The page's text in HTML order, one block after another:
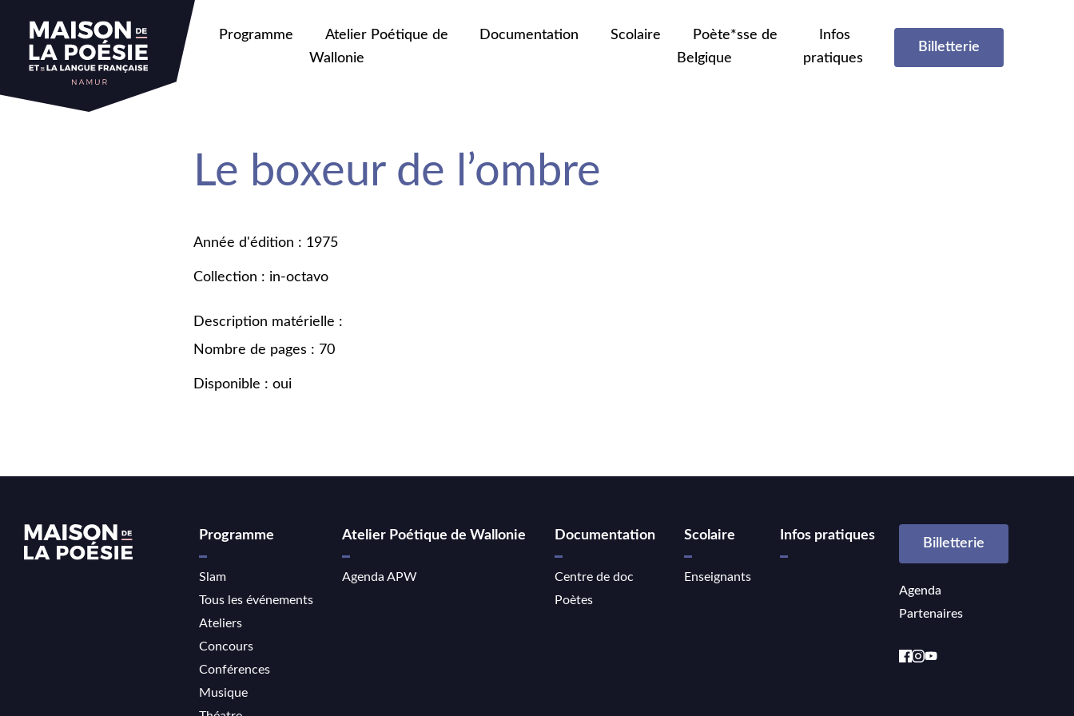
Programme
Atelier Poétique de
Wallonie
Documentation Scolaire
Poète*sse de
Belgique
Infos
pratiques
Billetterie
Le boxeur de l’ombre
Année d'édition : 1975
Collection : in-octavo
Description matérielle :
Nombre de pages : 70
Disponible : oui
Programme
Slam
Tous les événements
Ateliers
Concours
Conférences
Musique
Atelier Poétique de Wallonie
Agenda APW
Documentation
Centre de doc
Poètes
Scolaire
Enseignants
Infos pratiques
Billetterie
Agenda
Partenaires